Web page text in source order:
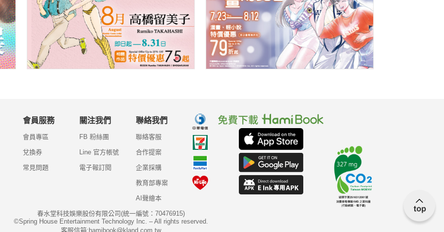
會員服務
會員專區
兌換券
常見問題
關注我們
FB 粉絲團
Line 官方帳號
電子報訂閱
聯絡我們
聯絡客服
合作提案
企業採購
教育部專案
AI聲繪本
春水堂科技娛樂股份有限公司(統一編號：70476915)
©Spring House Entertainment Technology Inc. – All rights reserved.
客服信箱:hamibook@kland.com.tw